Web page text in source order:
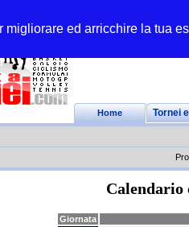
migliorare ed arricchire la tua
Home Tornei
Calendario
Giornata